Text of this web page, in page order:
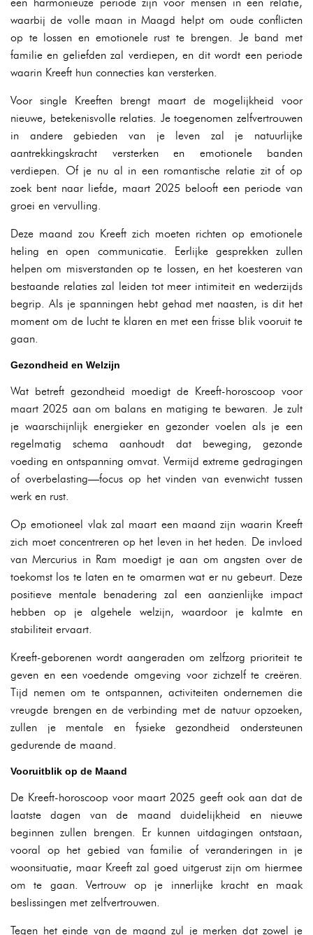
waarbij de volle maan in Maagd helpt om oude conflicten
op te lossen en emotionele rust te brengen. Je band met
familie en geliefden zal verdiepen, en dit wordt een periode
waarin Kreeft hun connecties kan versterken.
Voor single Kreeften brengt maart de mogelijkheid voor
nieuwe, betekenisvolle relaties. Je toegenomen zelfvertrouwen
in andere gebieden van je leven zal je natuurlijke
aantrekkingskracht versterken en emotionele banden
verdiepen. Of je nu al in een romantische relatie zit of op
zoek bent naar liefde, maart 2025 belooft een periode van
groei en vervulling.
Deze maand zou Kreeft zich moeten richten op emotionele
heling en open communicatie. Eerlijke gesprekken zullen
helpen om misverstanden op te lossen, en het koesteren van
bestaande relaties zal leiden tot meer intimiteit en wederzijds
begrip. Als je spanningen hebt gehad met naasten, is dit het
moment om de lucht te klaren en met een frisse blik vooruit te
gaan.
Gezondheid en Welzijn
Wat betreft gezondheid moedigt de Kreeft-horoscoop voor
maart 2025 aan om balans en matiging te bewaren. Je zult
je waarschijnlijk energieker en gezonder voelen als je een
regelmatig schema aanhoudt dat beweging, gezonde
voeding en ontspanning omvat. Vermijd extreme gedragingen
of overbelasting—focus op het vinden van evenwicht tussen
werk en rust.
Op emotioneel vlak zal maart een maand zijn waarin Kreeft
zich moet concentreren op het leven in het heden. De invloed
van Mercurius in Ram moedigt je aan om angsten over de
toekomst los te laten en te omarmen wat er nu gebeurt. Deze
positieve mentale benadering zal een aanzienlijke impact
hebben op je algehele welzijn, waardoor je kalmte en
stabiliteit ervaart.
Kreeft-geborenen wordt aangeraden om zelfzorg prioriteit te
geven en een voedende omgeving voor zichzelf te creëren.
Tijd nemen om te ontspannen, activiteiten ondernemen die
vreugde brengen en de verbinding met de natuur opzoeken,
zullen je mentale en fysieke gezondheid ondersteunen
gedurende de maand.
Vooruitblik op de Maand
De Kreeft-horoscoop voor maart 2025 geeft ook aan dat de
laatste dagen van de maand duidelijkheid en nieuwe
beginnen zullen brengen. Er kunnen uitdagingen ontstaan,
vooral op het gebied van familie of veranderingen in je
woonsituatie, maar Kreeft zal goed uitgerust zijn om hiermee
om te gaan. Vertrouw op je innerlijke kracht en maak
beslissingen met zelfvertrouwen.
Tegen het einde van de maand zul je merken dat zowel je